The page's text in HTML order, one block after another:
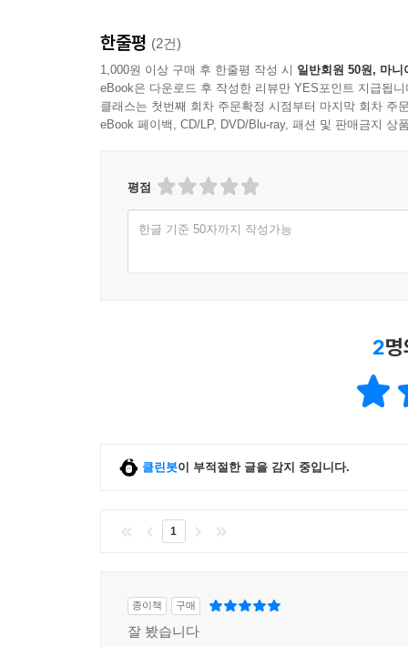
한줄평 (2건)
1,000원 이상 구매 후 한줄평 작성 시 일반회원 50원, 마니
eBook은 다운로드 후 작성한 리뷰만 YES포인트 지급됩니
클래스는 첫번째 회차 주문확정 시점부터 마지막 회차 주
eBook 페이백, CD/LP, DVD/Blu-ray, 패션 및 판매금지 상
평점
한글 기준 50자까지 작성가능
2
클린봇이 부적절한 글을 감지 중입니다.
1
종이책 구매
잘 봤습니다